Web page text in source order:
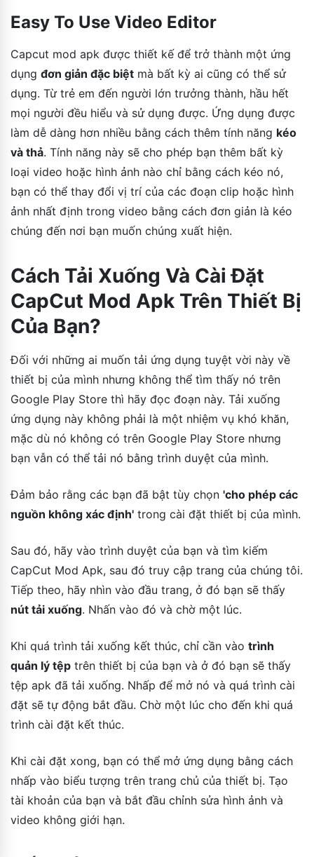
Easy To Use Video Editor
Capcut mod apk được thiết kế để trở thành một ứng
dụng đơn giản đặc biệt mà bất kỳ ai cũng có thể sử
dụng. Từ trẻ em đến người lớn trưởng thành, hầu hết
mọi người đều hiểu và sử dụng được. Ứng dụng được
làm dễ dàng hơn nhiều bằng cách thêm tính năng kéo
và thả. Tính năng này sẽ cho phép bạn thêm bất kỳ
loại video hoặc hình ảnh nào chỉ bằng cách kéo nó,
bạn có thể thay đổi vị trí của các đoạn clip hoặc hình
ảnh nhất định trong video bằng cách đơn giản là kéo
chúng đến nơi bạn muốn chúng xuất hiện.
Cách Tải Xuống Và Cài Đặt
CapCut Mod Apk Trên Thiết Bị
Của Bạn?
Đối với những ai muốn tải ứng dụng tuyệt vời này về
thiết bị của mình nhưng không thể tìm thấy nó trên
Google Play Store thì hãy đọc đoạn này. Tải xuống
ứng dụng này không phải là một nhiệm vụ khó khăn,
mặc dù nó không có trên Google Play Store nhưng
bạn vẫn có thể tải nó bằng trình duyệt của mình.
Đảm bảo rằng các bạn đã bật tùy chọn 'cho phép các
nguồn không xác định' trong cài đặt thiết bị của mình.
Sau đó, hãy vào trình duyệt của bạn và tìm kiếm
CapCut Mod Apk, sau đó truy cập trang của chúng tôi.
Tiếp theo, hãy nhìn vào đầu trang, ở đó bạn sẽ thấy
nút tải xuống. Nhấn vào đó và chờ một lúc.
Khi quá trình tải xuống kết thúc, chỉ cần vào trình
quản lý tệp trên thiết bị của bạn và ở đó bạn sẽ thấy
tệp apk đã tải xuống. Nhấp để mở nó và quá trình cài
đặt sẽ tự động bắt đầu. Chờ một lúc cho đến khi quá
trình cài đặt kết thúc.
Khi cài đặt xong, bạn có thể mở ứng dụng bằng cách
nhấp vào biểu tượng trên trang chủ của thiết bị. Tạo
tài khoản của bạn và bắt đầu chỉnh sửa hình ảnh và
video không giới hạn.